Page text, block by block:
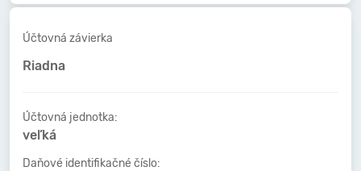
Účtovná závierka
Riadna
Účtovná jednotka:
veľká
Daňové identifikačné číslo: